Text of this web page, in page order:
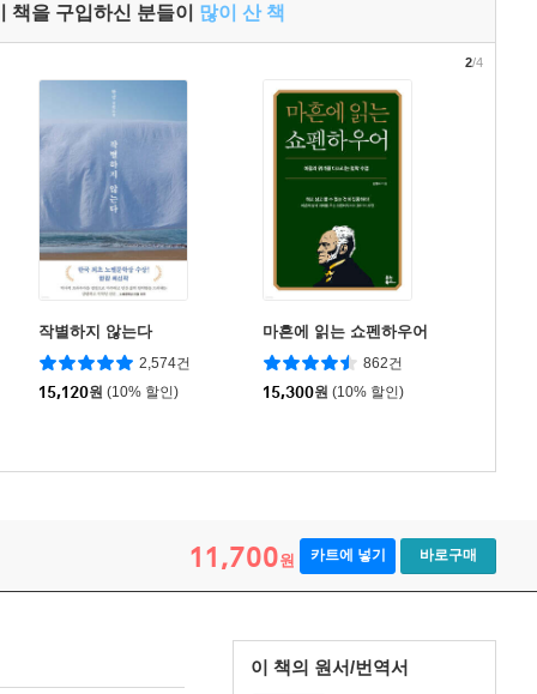
책을 구입하신 분들이 많이 산 책
작별하지 않는다
2,574건
15,120원 (10% 할인)
마흔에 읽는 쇼펜하우어
862건
15,300원 (10% 할인)
2/4
11,700원 카트에 넣기 바로구매
이 책의 원서/번역서